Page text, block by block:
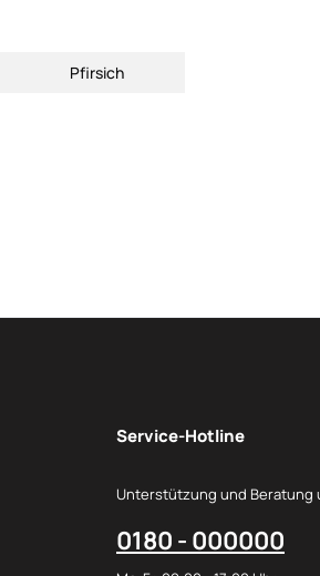
Pfirsich
Service-Hotline
Unterstützung und Beratung
0180 - 000000